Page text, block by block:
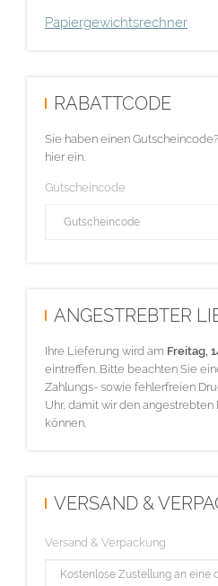
Papiergewichtsrechner
RABATTCODE
Sie haben einen
hier ein.
Gutscheincode
ANGESTREBTER
Ihre Lieferung wird am Freitag,
eintreffen. Bitte beachten Sie
Zahlungs- sowie fehlerfreien
Uhr, damit wir den
können.
VERSAND &
Versand & Verpackung